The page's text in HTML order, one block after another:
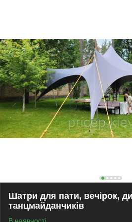
Шатри для пати, вечірок,
танцмайданчиків
В наявності